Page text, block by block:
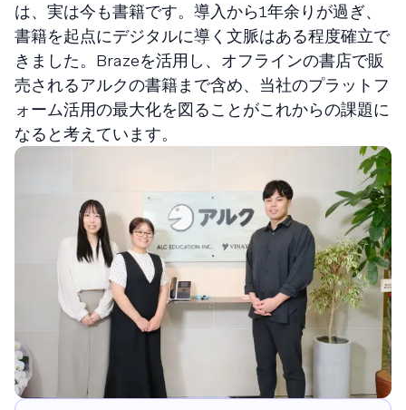
は、実は今も書籍です。導入から1年余りが過ぎ、
書籍を起点にデジタルに導く文脈はある程度確立で
きました。Brazeを活用し、オフラインの書店で販
売されるアルクの書籍まで含め、当社のプラットフ
ォーム活用の最大化を図ることがこれからの課題に
なると考えています。